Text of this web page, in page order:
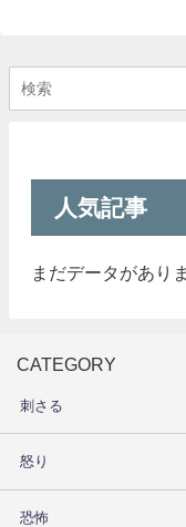
人気記事
まだデータがあり
CATEGORY
刺さる
怒り
恐怖